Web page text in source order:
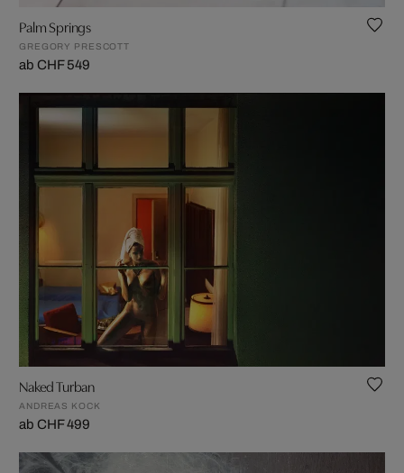
Palm Springs
GREGORY PRESCOTT
ab CHF 549
Naked Turban
ANDREAS KOCK
ab CHF 499